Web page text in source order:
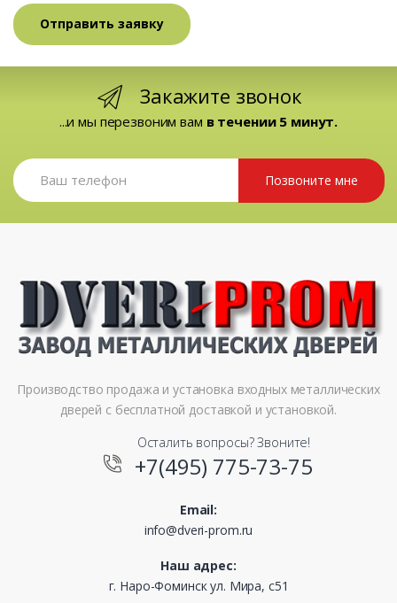
Закажите звонок
...и мы перезвоним вам в течении 5 минут.
Позвоните мне
Производство продажа и установка входных металлических
дверей с бесплатной доставкой и установкой.
Осталить вопросы? Звоните!
+7(495) 775-73-75
Email:
info@dveri-prom.ru
Наш адрес:
г. Наро-Фоминск ул. Мира, с51